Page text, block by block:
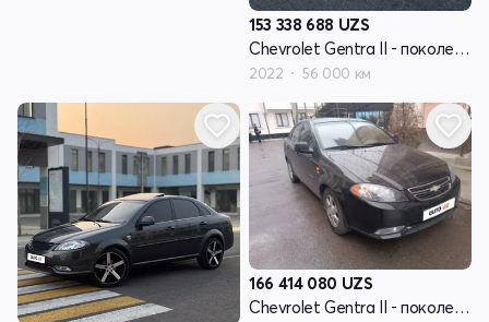
153 338 688 UZS
Chevrolet Gentra II - поколение
2022 56 000 км
166 414 080 UZS
Chevrolet Gentra II - поколение